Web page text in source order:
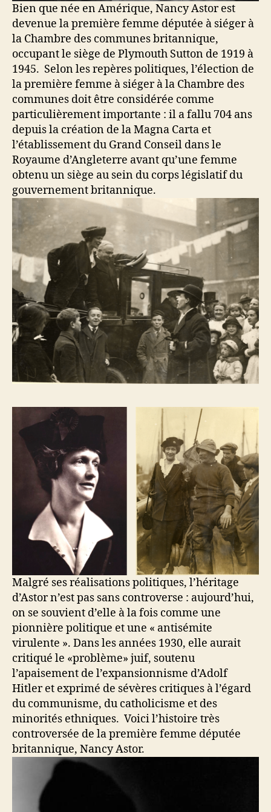
Bien que née en Amérique, Nancy Astor est
devenue la première femme députée à siéger à
la Chambre des communes britannique,
occupant le siège de Plymouth Sutton de 1919 à
1945. Selon les repères politiques, l’élection de
la première femme à siéger à la Chambre des
communes doit être considérée comme
particulièrement importante : il a fallu 704 ans
depuis la création de la Magna Carta et
l’établissement du Grand Conseil dans le
Royaume d’Angleterre avant qu’une femme
obtenu un siège au sein du corps législatif du
gouvernement britannique.
Malgré ses réalisations politiques, l’héritage
d’Astor n’est pas sans controverse : aujourd’hui,
on se souvient d’elle à la fois comme une
pionnière politique et une « antisémite
virulente ». Dans les années 1930, elle aurait
critiqué le «problème» juif, soutenu
l’apaisement de l’expansionnisme d’Adolf
Hitler et exprimé de sévères critiques à l’égard
du communisme, du catholicisme et des
minorités ethniques. Voici l’histoire très
controversée de la première femme députée
britannique, Nancy Astor.